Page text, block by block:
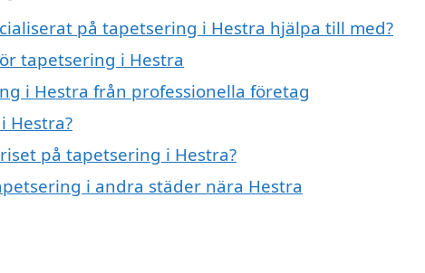
på tapetsering i Hestra hjälpa till med?
tapetsering i Hestra
i Hestra från professionella företag
Hestra?
på tapetsering i Hestra?
i andra städer nära Hestra